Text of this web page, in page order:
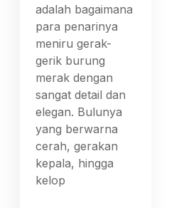
adalah bagaimana
para penarinya
meniru gerak-
gerik burung
merak dengan
sangat detail dan
elegan. Bulunya
yang berwarna
cerah, gerakan
kepala, hingga
kelop